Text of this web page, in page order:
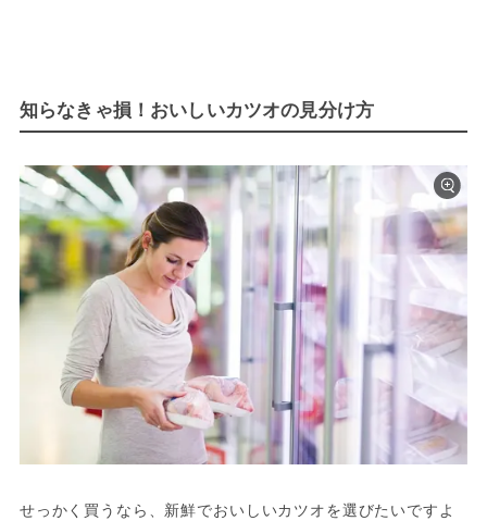
知らなきゃ損！おいしいカツオの見分け方
せっかく買うなら、新鮮でおいしいカツオを選びたいですよ